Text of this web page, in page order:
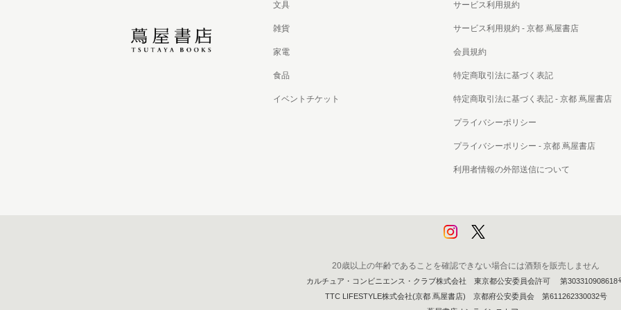
文具
雑貨
家電
食品
イベントチケット
サービス利用規約
サービス利用規約 - 京都 蔦屋書店
会員規約
特定商取引法に基づく表記
特定商取引法に基づく表記 - 京都 蔦屋書店
プライバシーポリシー
プライバシーポリシー - 京都 蔦屋書店
利用者情報の外部送信について
20歳以上の年齢であることを確認できない場合には酒類を販売しません
カルチュア・コンビニエンス・クラブ株式会社 東京都公安委員会許可 第303310908618
TTC LIFESTYLE株式会社(京都 蔦屋書店) 京都府公安委員会 第611262330032号